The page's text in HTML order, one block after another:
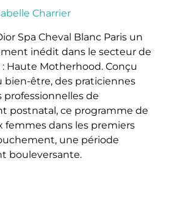
Charrier
Spa Cheval Blanc Paris un
inédit dans le secteur de
: Haute Motherhood. Conçu
bien-être, des praticiennes
professionnelles de
postnatal, ce programme de
femmes dans les premiers
une période
bouleversante.